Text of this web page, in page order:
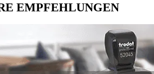
EMPFEHLUNGEN